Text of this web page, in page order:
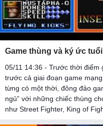
Game thùng và ký ức
05/11 14:36 - Trước thời điểm
trước cả giai đoạn game
từng có một thời, đông đảo
ngủ” với những chiếc thùng
như Street Fighter, King of